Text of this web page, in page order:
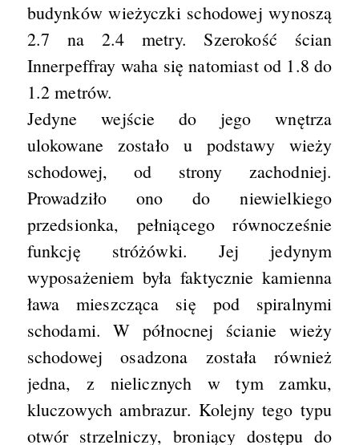
budynków wieżyczki schodowej wynoszą
2.7 na 2.4 metry. Szerokość ścian
Innerpeffray waha się natomiast od 1.8 do
1.2 metrów.
Jedyne wejście do jego wnętrza
ulokowane zostało u podstawy wieży
schodowej, od strony zachodniej.
Prowadziło ono do niewielkiego
przedsionka, pełniącego równocześnie
funkcję stróżówki. Jej jedynym
wyposażeniem była faktycznie kamienna
ława mieszcząca się pod spiralnymi
schodami. W północnej ścianie wieży
schodowej osadzona została również
jedna, z nielicznych w tym zamku,
kluczowych ambrazur. Kolejny tego typu
otwór strzelniczy, broniący dostępu do